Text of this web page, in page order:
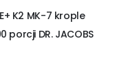
K2 MK-7 krople
porcji DR. JACOBS